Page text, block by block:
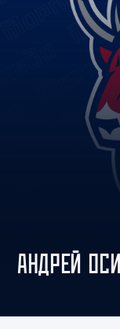
АНДРЕЙ